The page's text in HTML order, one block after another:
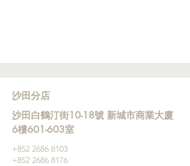
沙田分店
沙田白鶴汀街10-18號 新城市商業大廈
6樓601-603室
+852 ‭2686 8103
+852 2686 8176